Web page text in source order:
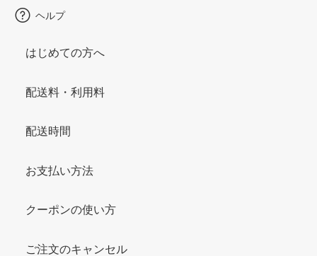
ヘルプ
はじめての方へ
配送料・利用料
配送時間
お支払い方法
クーポンの使い方
ご注文のキャンセル